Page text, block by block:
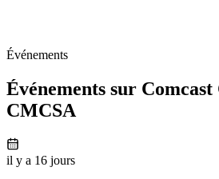
Événements
Événements sur
CMCSA
il y a 16 jours